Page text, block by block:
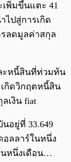
พิ่มขึ้นแตะ 41
ไปสู่การเกิด
ลดมูลค่าสกุล
ะหนี้สินที่ท่วมท้น
กิดวิกฤตหนี้สิน
เงิน fiat
อยู่ที่ 33.649
ลลาร์ในหนึ่ง
นหนึ่งเดือน…